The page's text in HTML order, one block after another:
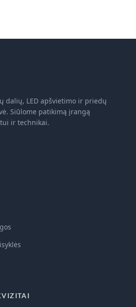
dalių, LED apšvietimo ir priedų
Siūlome patikimą įrangą
ir technikai.